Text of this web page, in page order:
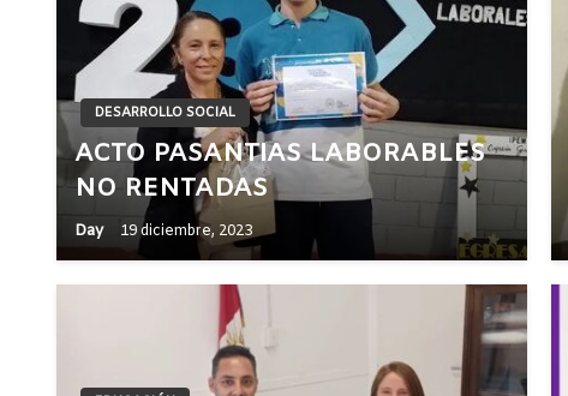
DESARROLLO SOCIAL
ACTO PASANTIAS LABORABLES
NO RENTADAS
Day 19 diciembre, 2023